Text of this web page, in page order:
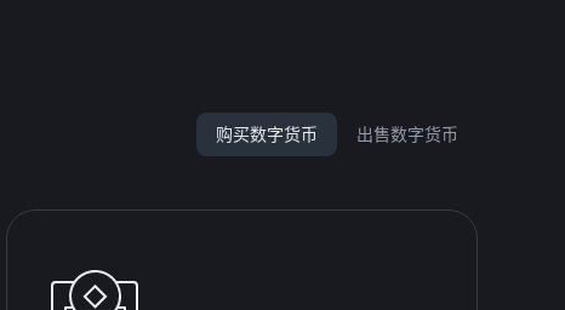
购买数字货币 出售数字货币